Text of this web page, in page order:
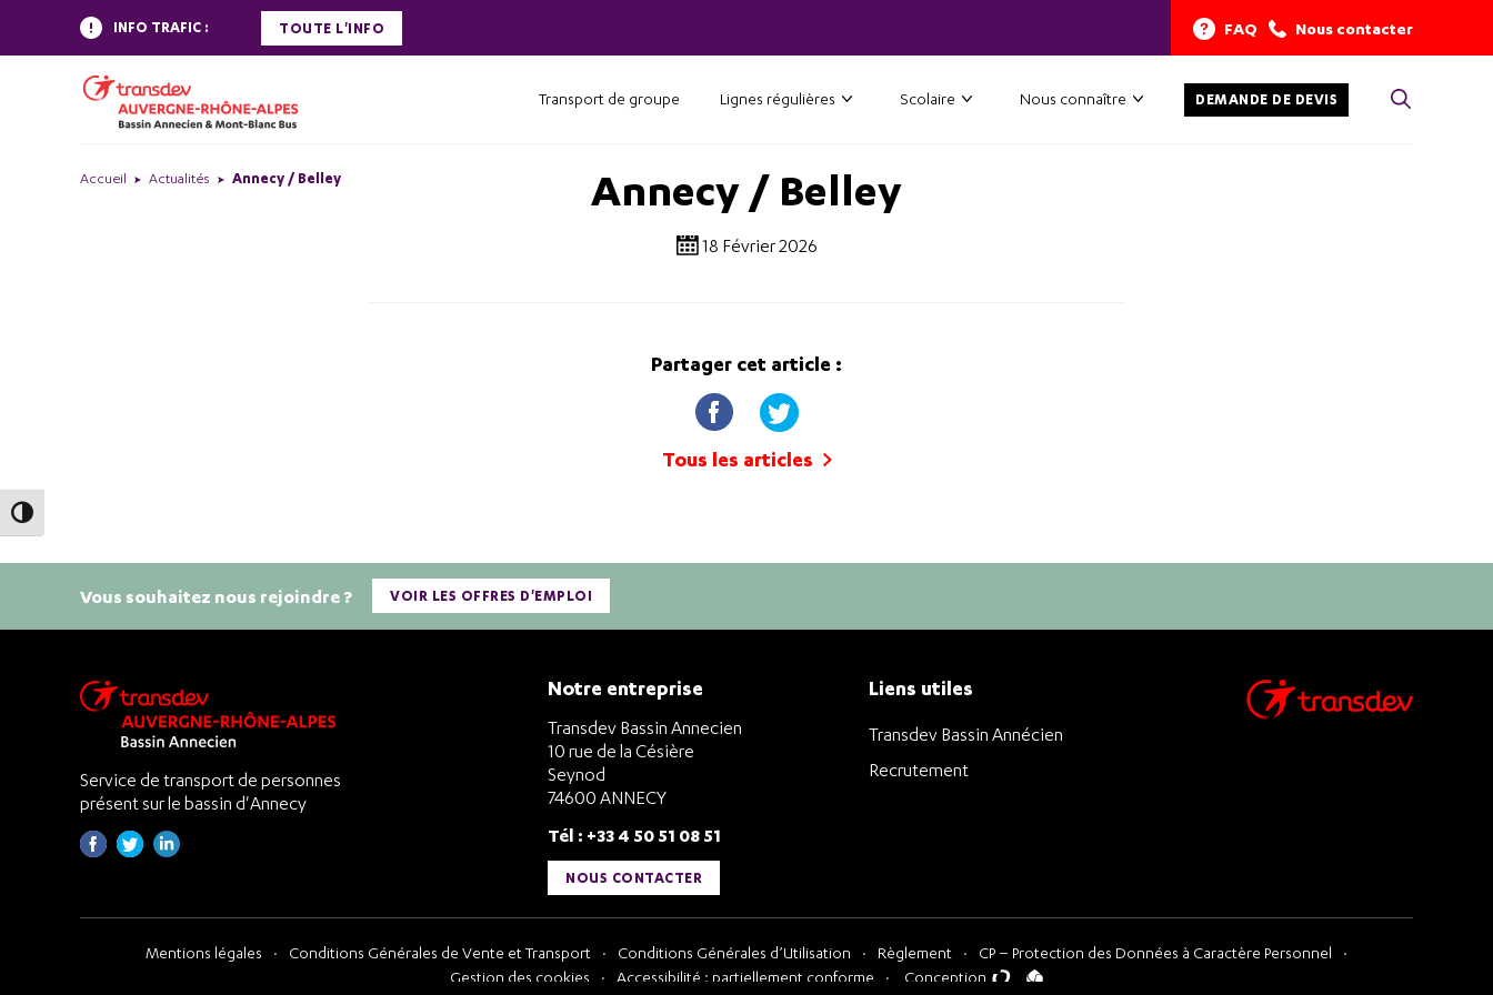
Passer en contraste élevé
INFO TRAFIC : TOUTE L'INFO FAQ Nous contacter
Transport de groupe Lignes régulières Scolaire Nous connaître DEMANDE DE DEVIS
Accueil Actualités Annecy / Belley Annecy / Belley
18 Février 2026
Partager cet article :
Tous les articles
Vous souhaitez nous rejoindre ? VOIR LES OFFRES D'EMPLOI
Service de transport de personnes
présent sur le bassin d'Annecy
Notre entreprise
Transdev Bassin Annecien
10 rue de la Césière
Seynod
74600 ANNECY
Tél : +33 4 50 51 08 51
NOUS CONTACTER
Liens utiles
Transdev Bassin Annécien
Recrutement
Mentions légales Conditions Générales de Vente et Transport Conditions Générales d’Utilisation Règlement
CP – Protection des Données à Caractère Personnel
Gestion des cookies
Accessibilité : partiellement conforme Conception